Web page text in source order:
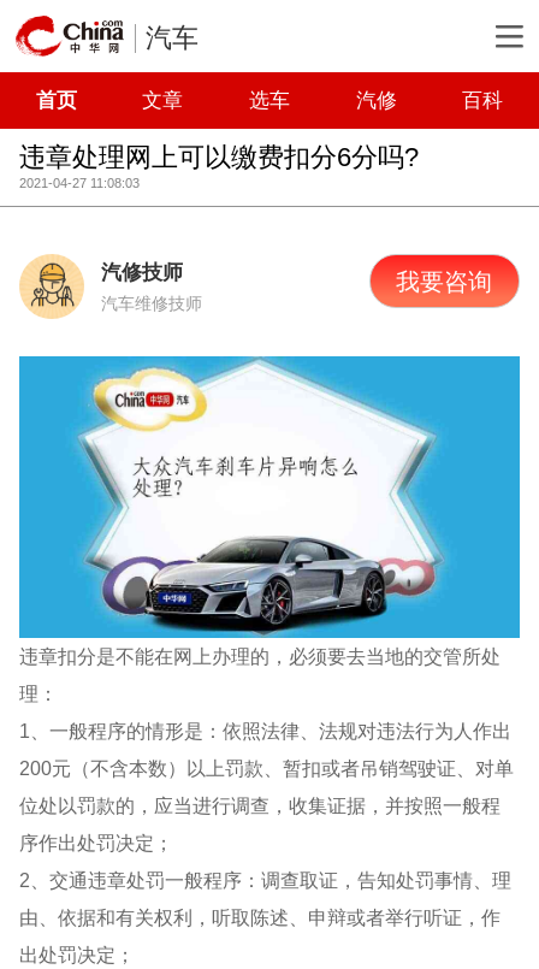
汽车
首页 文章 选车 汽修 百科
违章处理网上可以缴费扣分6分吗?
2021-04-27 11:08:03
汽修技师
汽车维修技师
我要咨询
违章扣分是不能在网上办理的，必须要去当地的交管所处
理：
1、一般程序的情形是：依照法律、法规对违法行为人作出
200元（不含本数）以上罚款、暂扣或者吊销驾驶证、对单
位处以罚款的，应当进行调查，收集证据，并按照一般程
序作出处罚决定；
2、交通违章处罚一般程序：调查取证，告知处罚事情、理
由、依据和有关权利，听取陈述、申辩或者举行听证，作
出处罚决定；